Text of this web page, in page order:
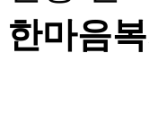
한마음